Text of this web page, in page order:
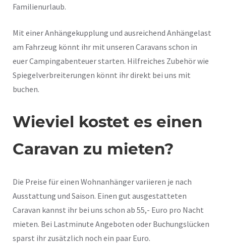
Familienurlaub.
Mit einer Anhängekupplung und ausreichend Anhängelast
am Fahrzeug könnt ihr mit unseren Caravans schon in
euer Campingabenteuer starten. Hilfreiches Zubehör wie
Spiegelverbreiterungen könnt ihr direkt bei uns mit
buchen.
Wieviel kostet es einen
Caravan zu mieten?
Die Preise für einen Wohnanhänger variieren je nach
Ausstattung und Saison. Einen gut ausgestatteten
Caravan kannst ihr bei uns schon ab 55,- Euro pro Nacht
mieten. Bei Lastminute Angeboten oder Buchungslücken
sparst ihr zusätzlich noch ein paar Euro.